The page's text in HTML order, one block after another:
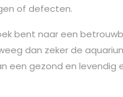
of defecten.
bent naar een
dan zeker de
een gezond en levendig